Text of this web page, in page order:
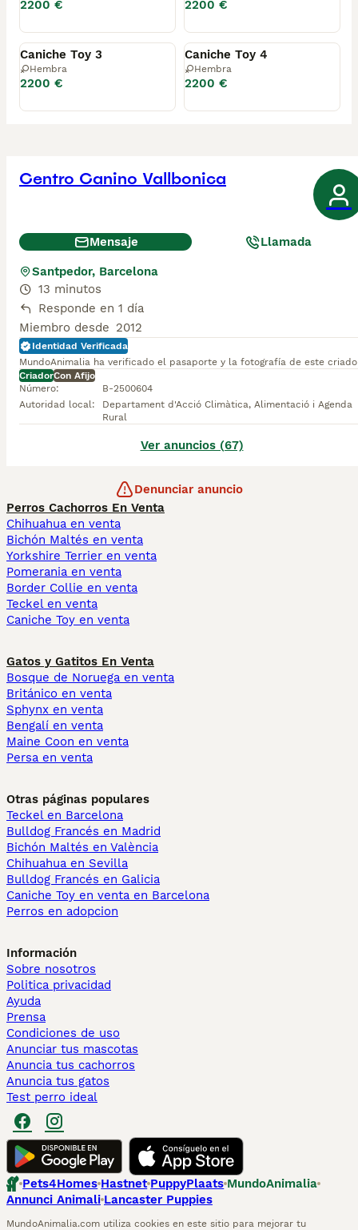
2200 € 2200 €
Disponible
Caniche Toy 3
Hembra
2200 €
Disponible
Caniche Toy 4
Hembra
2200 €
Centro Canino Vallbonica
Mensaje Llamada
Santpedor, Barcelona
13 minutos
Responde en 1 día
Miembro desde 2012
Identidad Verificada
MundoAnimalia ha verificado el pasaporte y la fotografía de este
CriadorCon Afijo
Número:
B-2500604
Autoridad local:
Departament d'Acció Climàtica, Alimentació i Agenda
Rural
Ver anuncios (67)
Denunciar anuncio
Perros Cachorros En Venta
Chihuahua en venta
Bichón Maltés en venta
Yorkshire Terrier en venta
Pomerania en venta
Border Collie en venta
Teckel en venta
Caniche Toy en venta
Gatos y Gatitos En Venta
Bosque de Noruega en venta
Británico en venta
Sphynx en venta
Bengalí en venta
Maine Coon en venta
Persa en venta
Otras páginas populares
Teckel en Barcelona
Bulldog Francés en Madrid
Bichón Maltés en València
Chihuahua en Sevilla
Bulldog Francés en Galicia
Caniche Toy en venta en Barcelona
Perros en adopcion
Información
Sobre nosotros
Politica privacidad
Ayuda
Prensa
Condiciones de uso
Anunciar tus mascotas
Anuncia tus cachorros
Anuncia tus gatos
Test perro ideal
Pets4Homes Hastnet PuppyPlaats MundoAnimalia
Annunci Animali Lancaster Puppies
MundoAnimalia.com utiliza cookies en este sitio para mejorar tu